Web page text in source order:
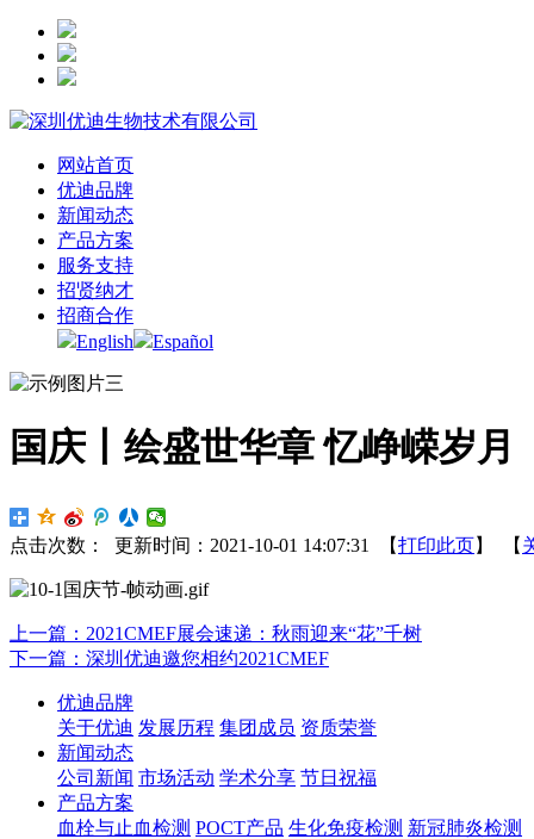
网站首页
优迪品牌
新闻动态
产品方案
服务支持
招贤纳才
招商合作
English
Español
国庆丨绘盛世华章 忆峥嵘岁月
点击次数： 更新时间：2021-10-01 14:07:31 【打印此页】 【
上一篇：2021CMEF展会速递：秋雨迎来“花”千树
下一篇：深圳优迪邀您相约2021CMEF
优迪品牌
关于优迪 发展历程 集团成员 资质荣誉
新闻动态
公司新闻 市场活动 学术分享 节日祝福
产品方案
血栓与止血检测 POCT产品 生化免疫检测 新冠肺炎检测